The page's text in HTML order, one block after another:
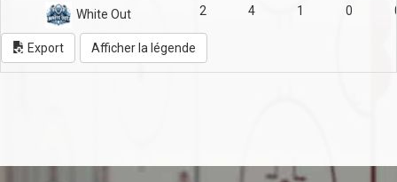
White Out 2 4 1 0
Export Afficher la légende